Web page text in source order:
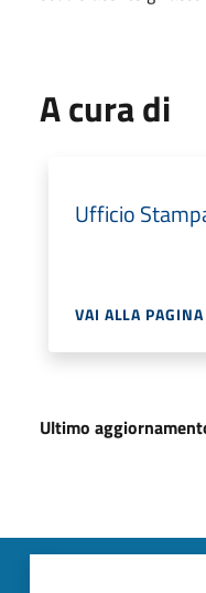
A cura di
Ufficio
VAI ALLA PAGINA
Ultimo